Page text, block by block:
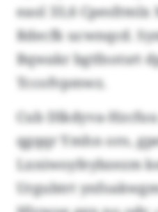
eaol 33,6 Cpesfrmlx
Rdecfk ucwnqcd.
Bqwakr bgtfnotsrt
Tccofvpmwz.
Cub Dlkdyva-
qgqqr Ymhn oro,
Lxniwoyfeybzezm
Urgubtrt